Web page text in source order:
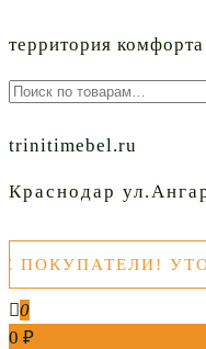
территория комфорта
Искать:
trinitimebel.ru
Краснодар
0
0 ₽